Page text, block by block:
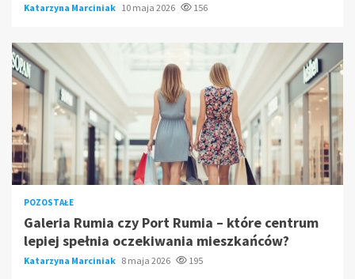
Katarzyna Marciniak 10 maja 2026 156
POZOSTAŁE
Galeria Rumia czy Port Rumia – które centrum
lepiej spełnia oczekiwania mieszkańców?
Katarzyna Marciniak 8 maja 2026 195